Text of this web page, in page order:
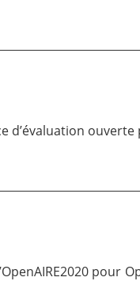
d’évaluation
OpenAIRE2020pour